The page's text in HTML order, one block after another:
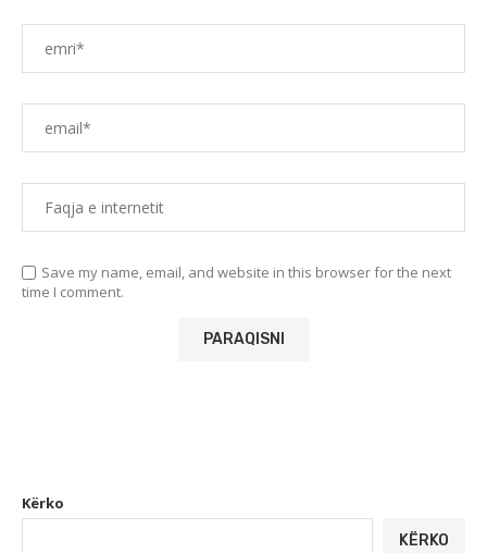
Save my name, email, and website in this browser for the next
time I comment.
Kërko
KËRKO